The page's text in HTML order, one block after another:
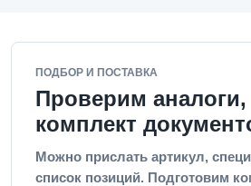
ПОДБОР И ПОСТАВКА
Проверим
комплект
Можно прислать артикул,
список позиций. Подготовим